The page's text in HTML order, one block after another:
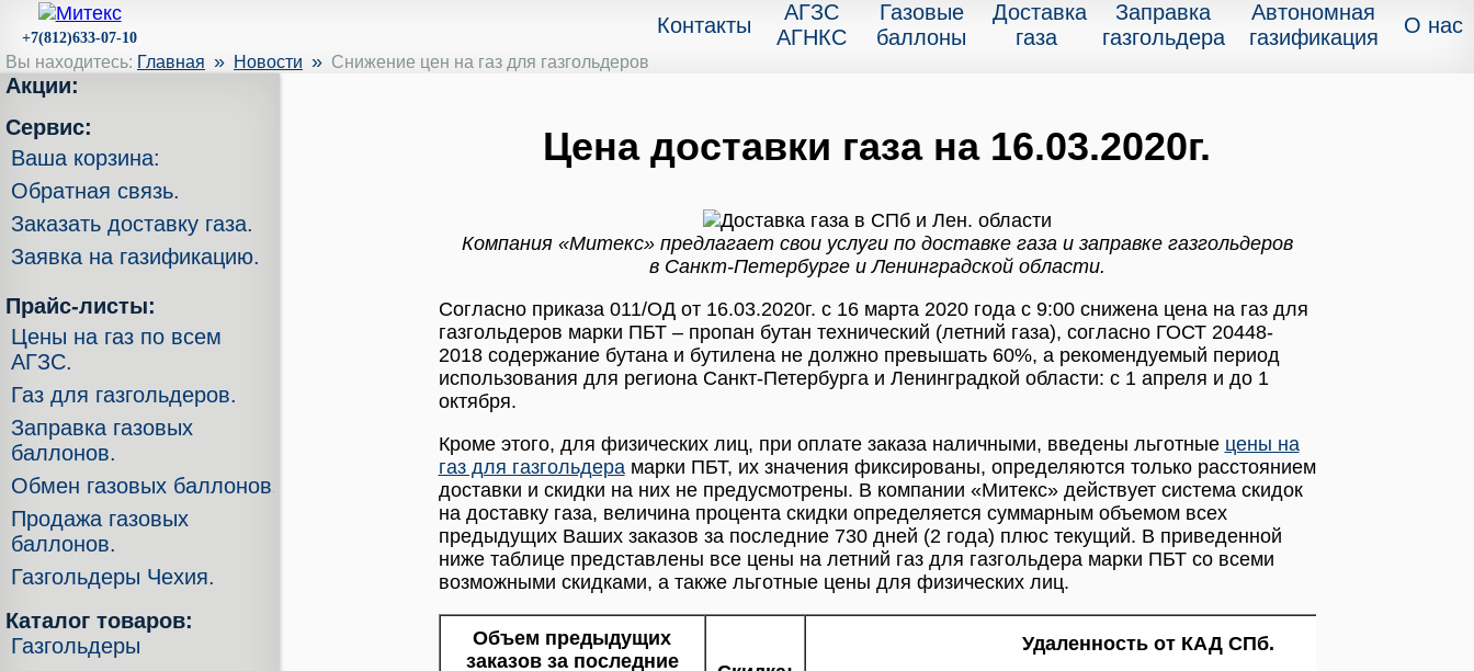
+7(812)633-07-10
Контакты
АГЗС
АГНКС
Газовые
баллоны
Доставка
газа
Заправка
газгольдера
Автономная
газификация
О нас
Вы находитесь: Главная » Новости » Снижение цен на газ для газгольдеров
Цена доставки газа на 16.03.2020г.
Компания «Митекс» предлагает свои услуги по доставке газа и заправке газгольдеров
в Санкт-Петербурге и Ленинградской области.
Согласно приказа 011/ОД от 16.03.2020г. с 16 марта 2020 года с 9:00 снижена цена на газ для
газгольдеров марки ПБТ – пропан бутан технический (летний газа), согласно ГОСТ 20448-
2018 содержание бутана и бутилена не должно превышать 60%, а рекомендуемый период
использования для региона Санкт-Петербурга и Ленинградкой области: с 1 апреля и до 1
октября.
Кроме этого, для физических лиц, при оплате заказа наличными, введены льготные цены на
газ для газгольдерамарки ПБТ, их значения фиксированы, определяются только расстоянием
доставки и скидки на них не предусмотрены. В компании «Митекс» действует система скидок
на доставку газа, величина процента скидки определяется суммарным объемом всех
предыдущих Ваших заказов за последние 730 дней (2 года) плюс текущий. В приведенной
ниже таблице представлены все цены на летний газ для газгольдера марки ПБТ со всеми
возможными скидками, а также льготные цены для физических лиц.
Объем предыдущих
заказов за последние
Удаленность от КАД СПб.
Акции:
Сервис:
Ваша корзина:
Обратная связь.
Заказать доставку газа.
Заявка на газификацию.
Прайс-листы:
Цены на газ по всем
АГЗС.
Газ для газгольдеров.
Заправка газовых
баллонов.
Обмен газовых баллонов.
Продажа газовых
баллонов.
Газгольдеры Чехия.
Каталог товаров:
Газгольдеры